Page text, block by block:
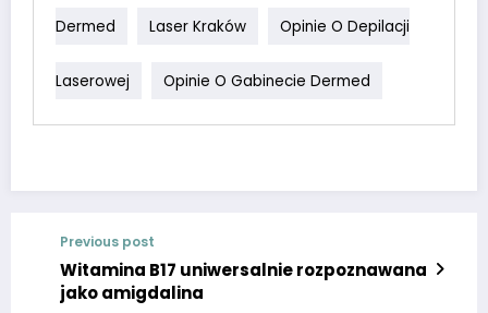
Dermed Laser Kraków Opinie O Depilacji
Laserowej Opinie O Gabinecie Dermed
Previous post
Witamina B17 uniwersalnie rozpoznawana
jako amigdalina